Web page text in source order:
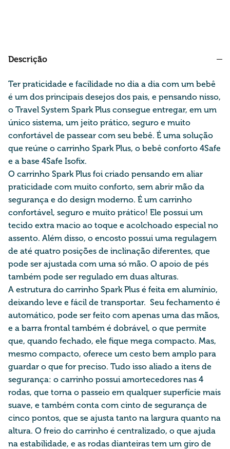
Descrição
Ter praticidade e facilidade no dia a dia com um bebê
é um dos principais desejos dos pais, e pensando nisso,
o Travel System Spark Plus consegue entregar, em um
único sistema, um jeito prático, seguro e muito
confortável de passear com seu bebê. É uma solução
que reúne o carrinho Spark Plus, o bebê conforto 4Safe
e a base 4Safe Isofix.
O carrinho Spark Plus foi criado pensando em aliar
praticidade com muito conforto, sem abrir mão da
segurança e do design moderno. É um carrinho
confortável, seguro e muito prático! Ele possui um
tecido extra macio ao toque e acolchoado especial no
assento. Além disso, o encosto possui uma regulagem
de até quatro posições de inclinação diferentes, que
pode ser ajustada com uma só mão. O apoio de pés
também pode ser regulado em duas alturas.
A estrutura do carrinho Spark Plus é feita em alumínio,
deixando leve e fácil de transportar. Seu fechamento é
automático, pode ser feito com apenas uma das mãos,
e a barra frontal também é dobrável, o que permite
que, quando fechado, ele fique mega compacto. Mas,
mesmo compacto, oferece um cesto bem amplo para
guardar o que for preciso. Tudo isso aliado a itens de
segurança: o carrinho possui amortecedores nas 4
rodas, que torna o passeio em qualquer superfície mais
suave, e também conta com cinto de segurança de
cinco pontos, que se ajusta tanto na largura quanto na
altura. O freio do carrinho é centralizado, o que ajuda
na estabilidade, e as rodas dianteiras tem um giro de